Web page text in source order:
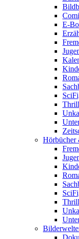
E-
Hörbücher